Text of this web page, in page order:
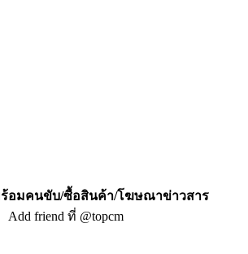
ร้อมคนขับ/ซื้อสินค้า/โฆษณาข่าวสาร
Add friend ที่ @topcm